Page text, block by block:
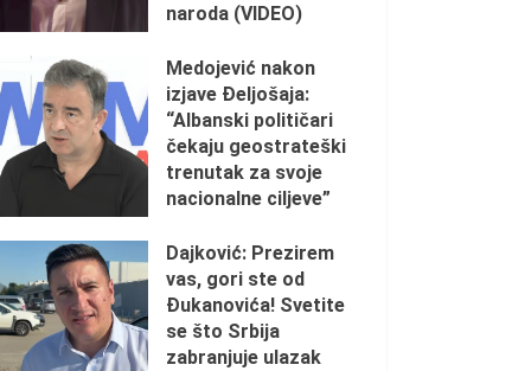
naroda (VIDEO)
Medojević nakon
izjave Đeljošaja:
“Albanski političari
čekaju geostrateški
trenutak za svoje
nacionalne ciljeve”
Dajković: Prezirem
vas, gori ste od
Đukanovića! Svetite
se što Srbija
zabranjuje ulazak